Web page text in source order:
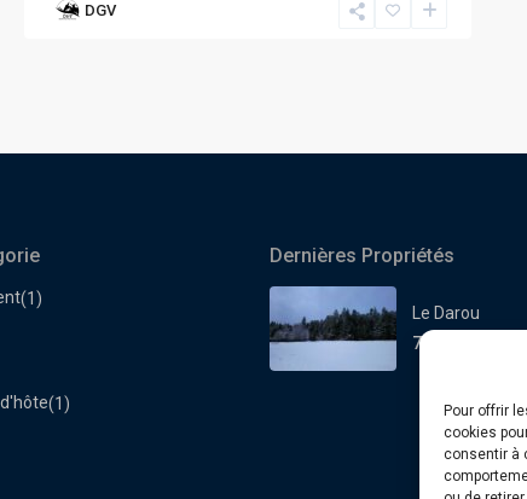
Pour offrir
cookies
consentir à
DGV
(1)
(1)
Dernières Propriétés
Le Darou
70€